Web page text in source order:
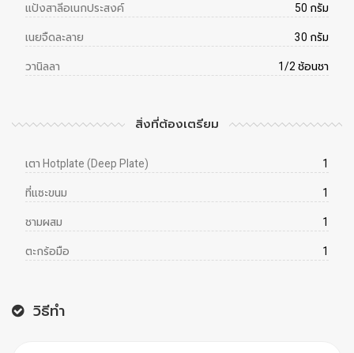
แป้งสาลีอเนกประสงค์ 50 กรัม
เนยจืดละลาย 30 กรัม
วานิลลา 1/2 ช้อนชา
สิ่งที่ต้องเตรียม
เตา Hotplate (Deep Plate) 1
ที่แซะขนม 1
ชามผสม 1
ตะกร้อมือ 1
วิธีทำ